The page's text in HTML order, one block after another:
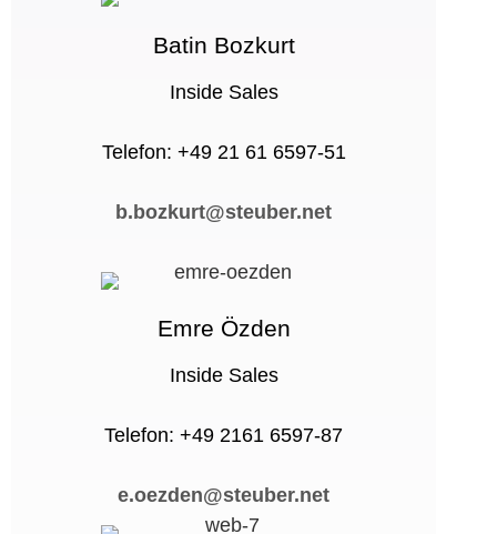
Batin Bozkurt
Inside Sales
Telefon: +49 21 61 6597-51
b.bozkurt@steuber.net
Emre Özden
Inside Sales
Telefon: +49 2161 6597-87
e.oezden@steuber.net